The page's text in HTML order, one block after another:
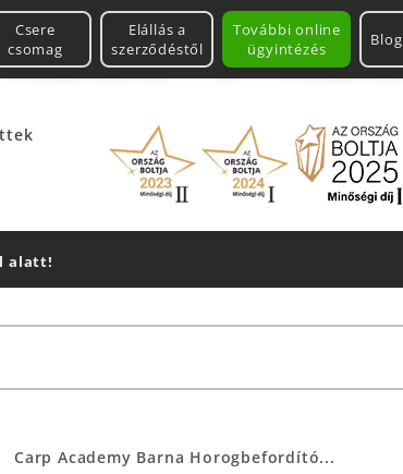
További online
ügyintézés
Csere
csomag
Elállás a
szerződéstől
Blog
alatt!
Carp Academy Barna Horogbefordító...